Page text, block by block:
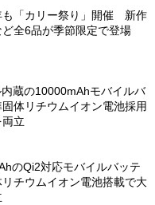
も「カリー祭り」開催 新作
全6品が季節限定で登場
蔵の10000mAhモバイルバ
体リチウムイオン電池採用
立
のQi2対応モバイルバッテ
チウムイオン電池搭載で大